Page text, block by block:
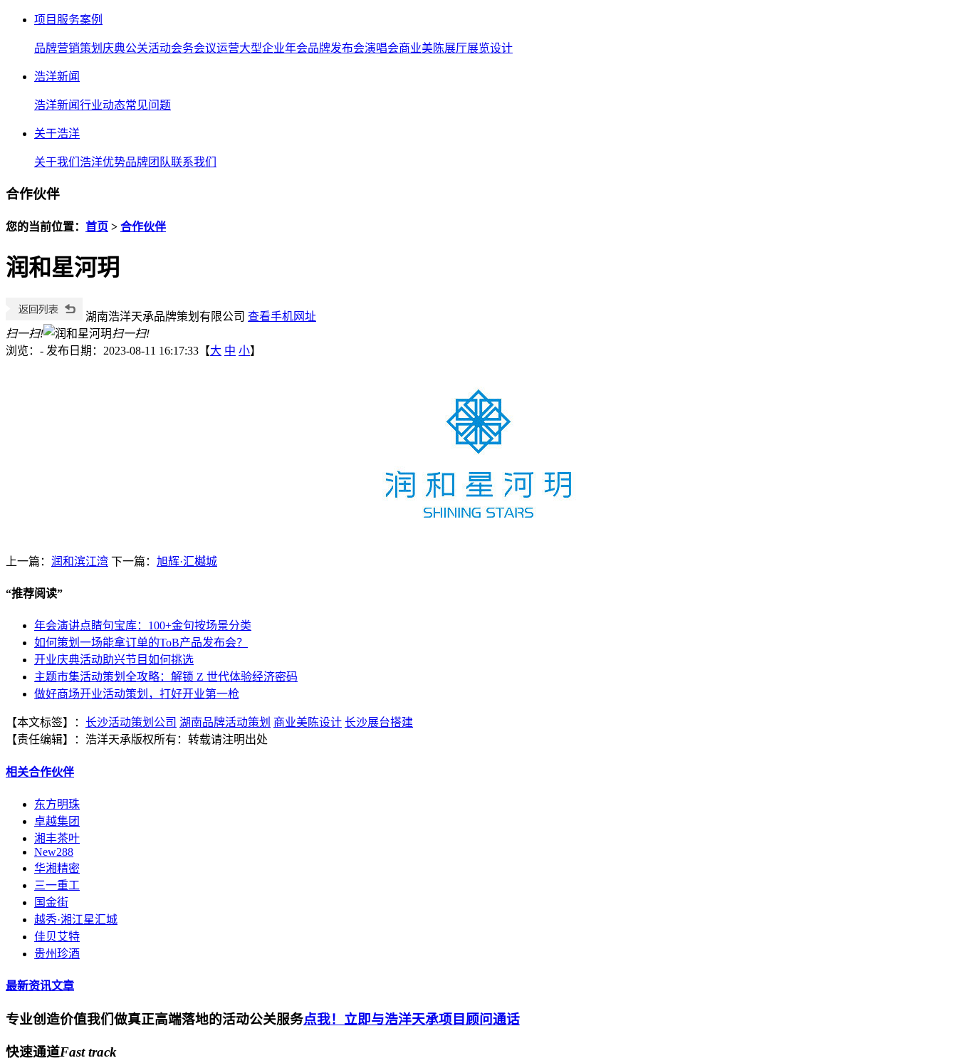
项目服务案例
品牌营销策划 庆典公关活动会务会议运营大型企业年会品牌发布会演唱会商业美陈展厅展览设计
浩洋新闻
浩洋新闻行业动态常见问题
关于浩洋
关于我们 浩洋优势品牌团队联系我们
合作伙伴
您的当前位置： 首页 > 合作伙伴
润和星河玥
湖南浩洋天承品牌策划有限公司 查看手机网址
扫一扫!
扫一扫!
浏览： - 发布日期：2023-08-11 16:17:33【大 中 小】
上一篇： 润和滨江湾 下一篇： 旭辉·汇樾城
“推荐阅读”
年会演讲点睛句宝库：100+金句按场景分类
如何策划一场能拿订单的ToB产品发布会？
开业庆典活动助兴节目如何挑选
主题市集活动策划全攻略：解锁 Z 世代体验经济密码
做好商场开业活动策划，打好开业第一枪
【本文标签】： 长沙活动策划公司 湖南品牌活动策划 商业美陈设计 长沙展台搭建
【责任编辑】： 浩洋天承版权所有： 转载请注明出处
相关合作伙伴
东方明珠
卓越集团
湘丰茶叶
New288
华湘精密
三一重工
国金街
越秀·湘江星汇城
佳贝艾特
贵州珍酒
最新资讯文章
专业创造价值我们做真正高端落地的活动公关服务点我！立即与浩洋天承项目顾问通话
快速通道Fasttrack